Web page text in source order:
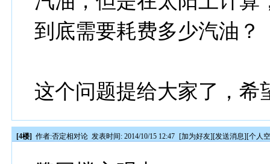
到底需要耗费多少汽油？
这个问题提给大家了，希
[4楼] 作者:否定相对论 发表时间: 2014/10/15 12:47 [加为好友][发送消息][个人